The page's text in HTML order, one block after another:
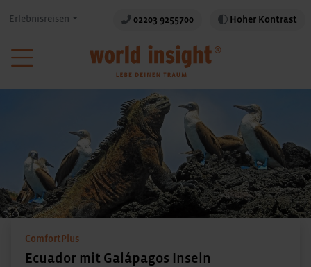
Erlebnisreisen 02203 9255700 Hoher Kontrast
ComfortPlus
Ecuador mit Galápagos Inseln